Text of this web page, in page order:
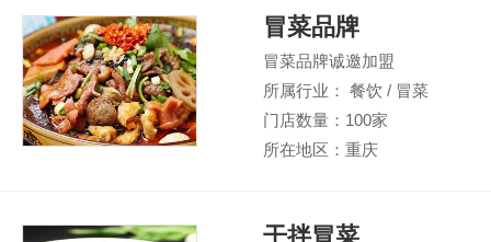
冒菜品牌
冒菜品牌诚邀加盟
所属行业： 餐饮 / 冒菜
门店数量：100家
所在地区：重庆
干拌冒菜